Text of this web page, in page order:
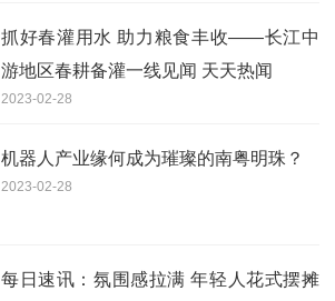
抓好春灌用水 助力粮食丰收——长江中
游地区春耕备灌一线见闻 天天热闻
2023-02-28
机器人产业缘何成为璀璨的南粤明珠？
2023-02-28
每日速讯：氛围感拉满 年轻人花式摆摊